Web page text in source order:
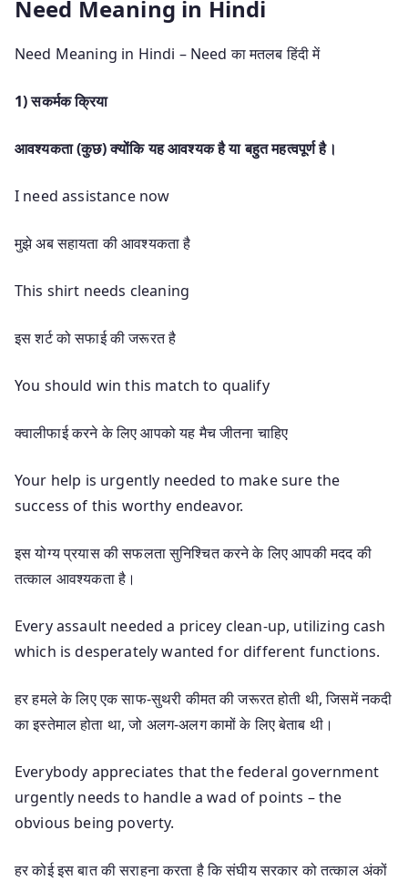
Need Meaning in Hindi
Need Meaning in Hindi – Need का मतलब हिंदी में
1) सकर्मक क्रिया
आवश्यकता (कुछ) क्योंकि यह आवश्यक है या बहुत महत्वपूर्ण है।
I need assistance now
मुझे अब सहायता की आवश्यकता है
This shirt needs cleaning
इस शर्ट को सफाई की जरूरत है
You should win this match to qualify
क्वालीफाई करने के लिए आपको यह मैच जीतना चाहिए
Your help is urgently needed to make sure the
success of this worthy endeavor.
इस योग्य प्रयास की सफलता सुनिश्चित करने के लिए आपकी मदद की
तत्काल आवश्यकता है।
Every assault needed a pricey clean-up, utilizing cash
which is desperately wanted for different functions.
हर हमले के लिए एक साफ-सुथरी कीमत की जरूरत होती थी, जिसमें नकदी
का इस्तेमाल होता था, जो अलग-अलग कामों के लिए बेताब थी।
Everybody appreciates that the federal government
urgently needs to handle a wad of points – the
obvious being poverty.
हर कोई इस बात की सराहना करता है कि संघीय सरकार को तत्काल अंकों